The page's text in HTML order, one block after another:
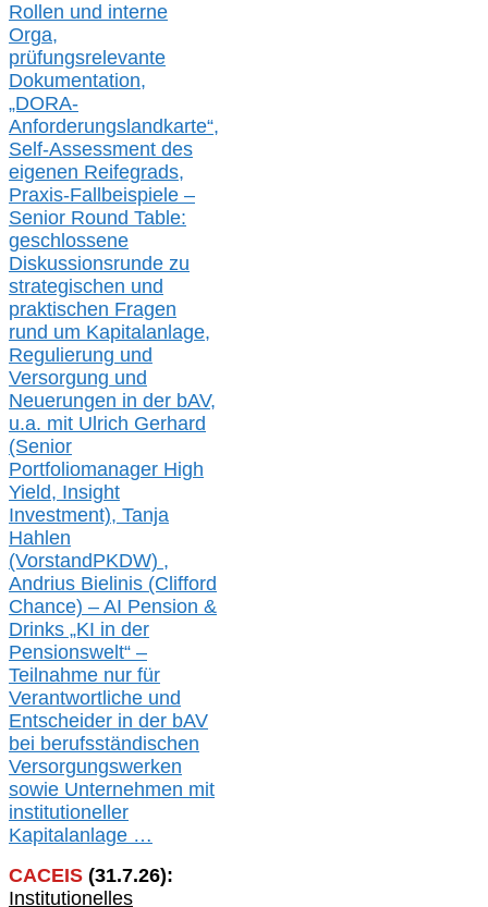
Rollen und interne
Orga,
prüfungsrelevante
Dokumentation,
„DORA-
Anforderungslandkarte“,
Self-Assessment des
eigenen Reifegrads,
Praxis-Fallbeispiele –
Senior Round Table:
geschlossene
Diskussionsrunde zu
strategischen und
praktischen Fragen
rund um Kapitalanlage,
Regulierung und
Versorgung und
Neuerungen in der bAV,
u.a. mit Ulrich Gerhard
(Senior
Portfoliomanager High
Yield, Insight
Investment), Tanja
Hahlen
(VorstandPKDW) ,
Andrius Bielinis (Clifford
Chance) – AI Pension &
Drinks „KI in der
Pensionswelt“ –
Teilnahme nur für
Verantwortliche und
Entscheider in der bAV
bei berufsständischen
Versorgungswerken
sowie Unternehmen mit
institutioneller
Kapitalanlage …
CACEIS (31.7.26):
Institutionelles